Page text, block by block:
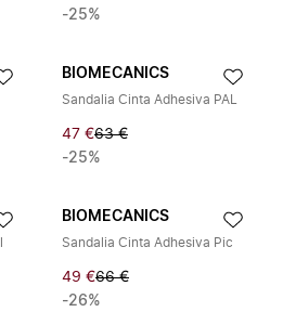
-25%
BIOMECANICS
Sandalia Cinta Adhesiva PAL
47 €63 €
-25%
BIOMECANICS
Sandalia Cinta Adhesiva Pic
49 €66 €
-26%